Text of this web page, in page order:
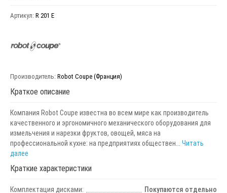
Артикул: R 201 E
Производитель: Robot Coupe (Франция)
Краткое описание
Компания Robot Coupe известна во всем мире как производитель
качественного и эргономичного механического оборудования для
измельчения и нарезки фруктов, овощей, мяса на
профессиональной кухне: на предприятиях обществен... Читать
далее
Краткие характеристики
Комплектация дисками:
Покупаются отдельно